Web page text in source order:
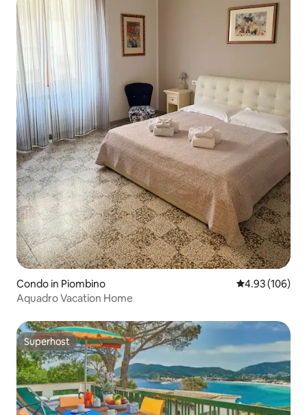
Condo in Piombino 4.93 out of 5
4.93 (106)
Aquadro Vacation Home
Superhost
Superhost